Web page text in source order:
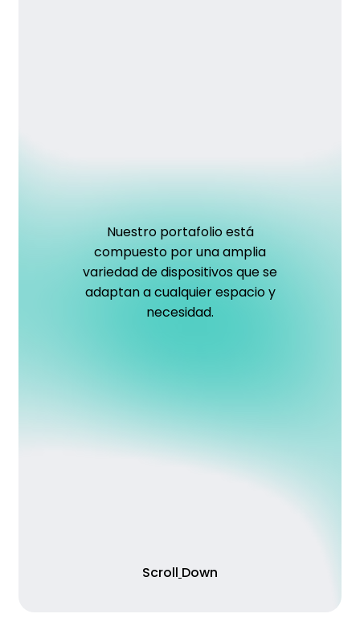
Nuestro portafolioestá
compuesto porunaamplia
variedaddedispositivosquese
adaptanacualquierespacioy
necesidad.
Scroll Down